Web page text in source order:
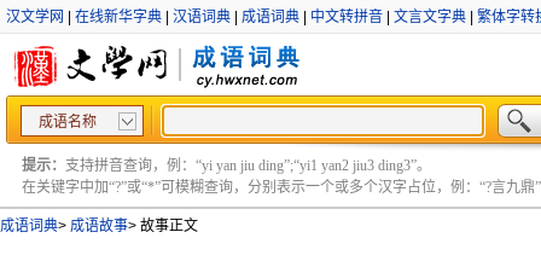
汉文学网 在线新华字典 汉语词典 成语词典 中文转拼音 文言文字典 繁体字转
成语名称
提示： 支持拼音查询，例：“yi yan jiu ding”;“yi1 yan2 jiu3 ding3”。
在关键字中加“?”或“*”可模糊查询，分别表示一个或多个汉字占位，例：“?言九鼎”
成语词典> 成语故事> 故事正文